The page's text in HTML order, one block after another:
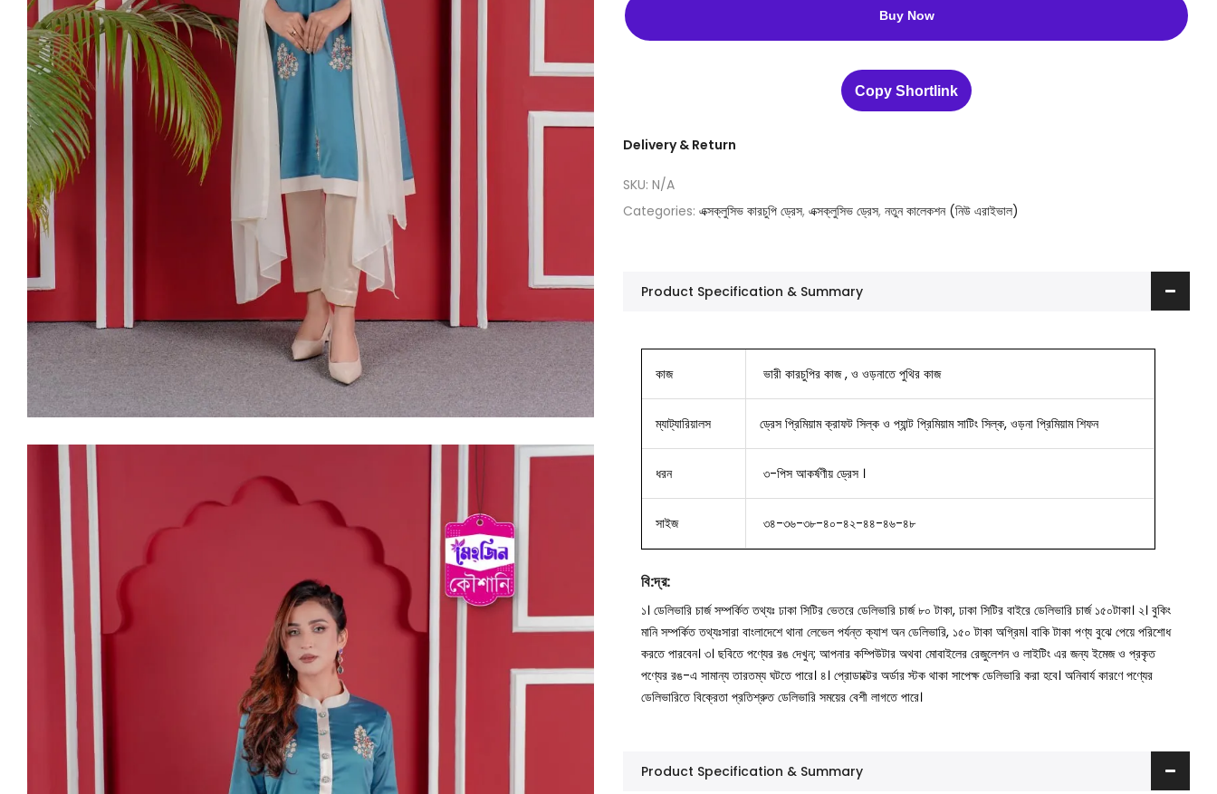
Buy Now
Copy Shortlink
Delivery & Return
SKU: N/A
Categories: এক্সক্লুসিভ কারচুপি ড্রেস, এক্সক্লুসিভ ড্রেস, নতুন কালেকশন (নিউ এরাইভাল)
Product Specification & Summary
কাজ ভারী কারচুপির কাজ , ও ওড়নাতে পুথির কাজ
ম্যাট্যারিয়ালস ড্রেস প্রিমিয়াম ক্রাফট সিল্ক ও প্যান্ট প্রিমিয়াম সাটিং সিল্ক, ওড়না প্রিমিয়াম শিফন
ধরন ৩-পিস আকর্ষণীয় ড্রেস ।
সাইজ ৩৪-৩৬-৩৮-৪০-৪২-৪৪-৪৬-৪৮
বি:দ্র:
১। ডেলিভারি চার্জ সম্পর্কিত তথ্যঃ ঢাকা সিটির ভেতরে ডেলিভারি চার্জ ৮০ টাকা, ঢাকা সিটির বাইরে ডেলিভারি চার্জ ১৫০টাকা। ২। বুকিং
মানি সম্পর্কিত তথ্যঃসারা বাংলাদেশে থানা লেভেল পর্যন্ত ক্যাশ অন ডেলিভারি, ১৫০ টাকা অগ্রিম। বাকি টাকা পণ্য বুঝে পেয়ে পরিশোধ
করতে পারবেন। ৩। ছবিতে পণ্যের রঙ দেখুন; আপনার কম্পিউটার অথবা মোবাইলের রেজুলেশন ও লাইটিং এর জন্য ইমেজ ও প্রকৃত
পণ্যের রঙ-এ সামান্য তারতম্য ঘটতে পারে। ৪। প্রোডাক্টের অর্ডার স্টক থাকা সাপেক্ষ ডেলিভারি করা হবে। অনিবার্য কারণে পণ্যের
ডেলিভারিতে বিক্রেতা প্রতিশ্রুত ডেলিভারি সময়ের বেশী লাগতে পারে।
Product Specification & Summary